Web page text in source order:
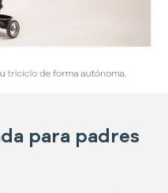
para padres